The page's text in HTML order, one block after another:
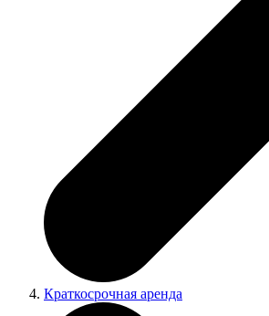
Краткосрочная аренда